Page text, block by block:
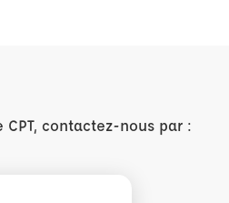
contactez-nous par :